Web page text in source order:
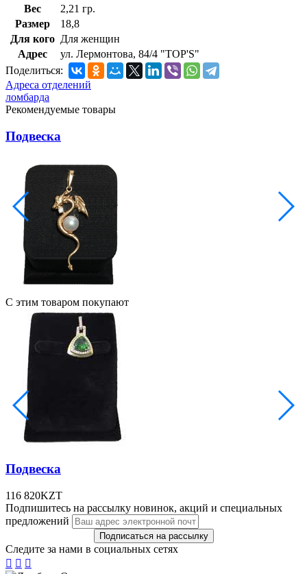
Вес
2,21 гр.
Размер
18,8
Для кого Для женщин
Адрес
ул. Лермонтова, 84/4 "TOP'S"
Поделиться:
Адреса отделений
ломбарда
Рекомендуемые товары
Подвеска
С этим товаром покупают
Подвеска
116 820KZT
Подпишитесь на рассылку новинок, акций и специальных
предложений
Следите за нами в социальных сетях
  